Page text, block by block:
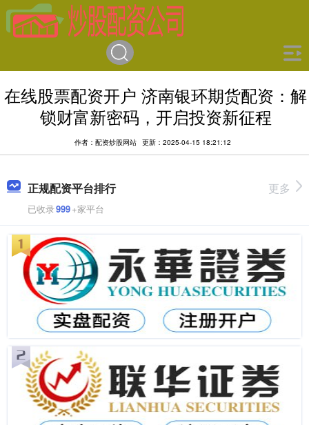
在线股票配资开户 济南银环期货配资：解
锁财富新密码，开启投资新征程
作者：配资炒股网站 更新：2025-04-15 18:21:12
正规配资平台排行
已收录999+家平台
更多